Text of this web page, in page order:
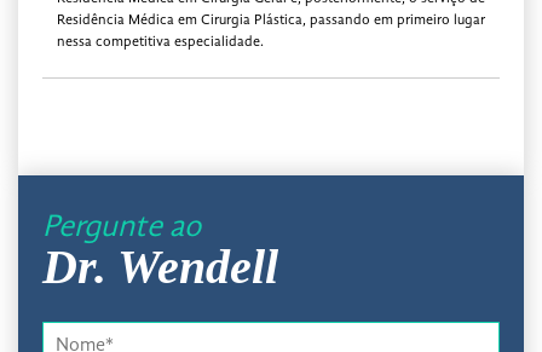
Residência Médica em Cirurgia Plástica, passando em primeiro lugar
nessa competitiva especialidade.
Pergunte ao
Dr. Wendell